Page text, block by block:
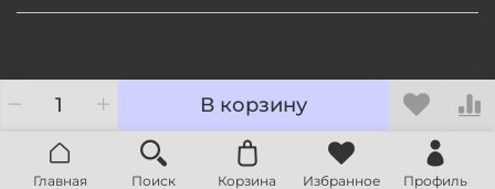
В корзину
Главная Поиск Корзина Избранное Профиль